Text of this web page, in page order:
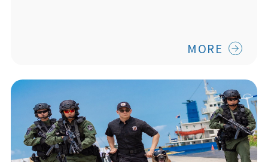
MORE